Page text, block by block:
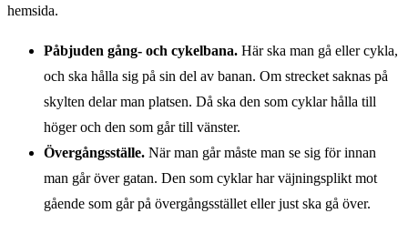
hemsida.
Påbjuden gång- och cykelbana. Här ska man gå eller cykla,
och ska hålla sig på sin del av banan. Om strecket saknas på
skylten delar man platsen. Då ska den som cyklar hålla till
höger och den som går till vänster.
Övergångsställe. När man går måste man se sig för innan
man går över gatan. Den som cyklar har väjningsplikt mot
gående som går på övergångsstället eller just ska gå över.